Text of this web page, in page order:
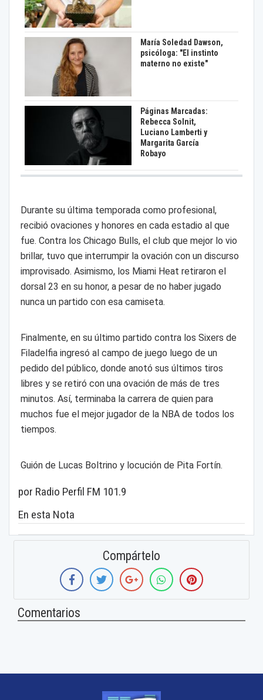
María Soledad Dawson,
psicóloga: "El instinto
materno no existe"
Páginas Marcadas:
Rebecca Solnit,
Luciano Lamberti y
Margarita García
Robayo
Durante su última temporada como profesional,
recibió ovaciones y honores en cada estadio al que
fue. Contra los Chicago Bulls, el club que mejor lo vio
brillar, tuvo que interrumpir la ovación con un discurso
improvisado. Asimismo, los Miami Heat retiraron el
dorsal 23 en su honor, a pesar de no haber jugado
nunca un partido con esa camiseta.
Finalmente, en su último partido contra los Sixers de
Filadelfia ingresó al campo de juego luego de un
pedido del público, donde anotó sus últimos tiros
libres y se retiró con una ovación de más de tres
minutos. Así, terminaba la carrera de quien para
muchos fue el mejor jugador de la NBA de todos los
tiempos.
Guión de Lucas Boltrino y locución de Pita Fortín.
por Radio Perfil FM 101.9
En esta Nota
Compártelo
Comentarios